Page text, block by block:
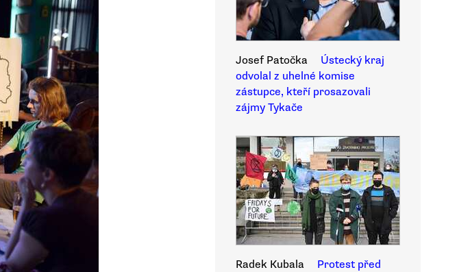
Josef Patočka
Ústecký kraj
odvolal z uhelné komise
zástupce, kteří prosazovali
zájmy Tykače
Radek Kubala
Protest před